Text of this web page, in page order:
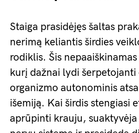
Staiga prasidėjęs šaltas
nerimą keliantis širdies
rodiklis. Šis
kurį dažnai lydi
organizmo autonominis
išemiją. Kai širdis stengiasi
aprūpinti krauju,